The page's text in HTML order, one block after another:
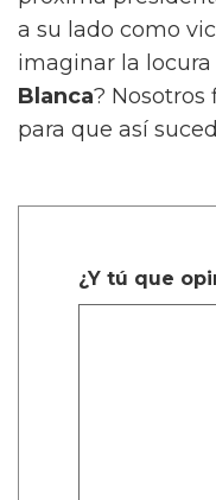
a su lado como
imaginar la locura
Blanca? Nosotros
para que así
¿Y tú que